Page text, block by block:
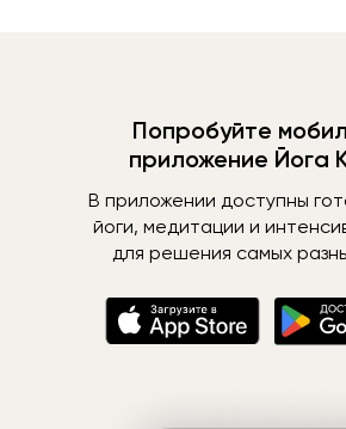
Попробуйте
приложение Йога
В приложении доступны
йоги, медитации и
для решения самых